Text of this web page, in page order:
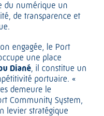
du numérique un
de transparence et
engagée, le Port
une place
Diané, il constitue un
portuaire. «
demeure le
Community System,
levier stratégique